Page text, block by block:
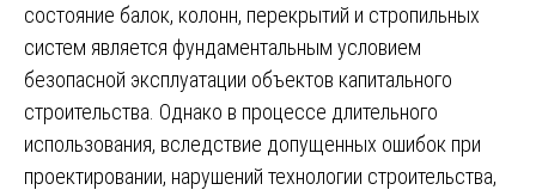
состояние балок, колонн, перекрытий и стропильных
систем является фундаментальным условием
безопасной эксплуатации объектов капитального
строительства. Однако в процессе длительного
использования, вследствие допущенных ошибок при
проектировании, нарушений технологии строительства,